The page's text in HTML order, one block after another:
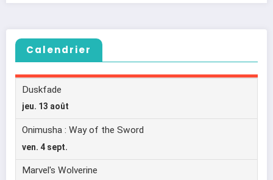
Calendrier